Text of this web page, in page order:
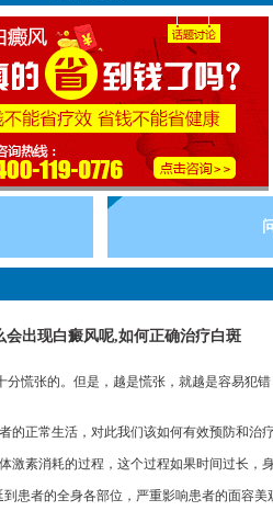
会出现白癜风呢,如何正确治疗白斑
张的。但是，越是慌张，就越是容易犯
常生活，对此我们该如何有效预防和治疗
消耗的过程，这个过程如果时间过长，
者的全身各部位，严重影响患者的面容美